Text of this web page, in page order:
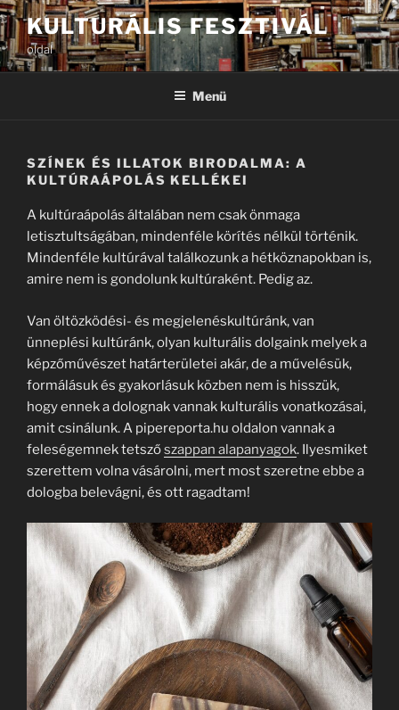
Tartalomhoz
KULTURÁLIS FESZTIVÁL
oldal
Menü
SZÍNEK ÉS ILLATOK BIRODALMA: A
KULTÚRAÁPOLÁS KELLÉKEI
A kultúraápolás általában nem csak önmaga
letisztultságában, mindenféle körítés nélkül történik.
Mindenféle kultúrával találkozunk a hétköznapokban is,
amire nem is gondolunk kultúraként. Pedig az.
Van öltözködési- és megjelenéskultúránk, van
ünneplési kultúránk, olyan kulturális dolgaink melyek a
képzőművészet határterületei akár, de a művelésük,
formálásuk és gyakorlásuk közben nem is hisszük,
hogy ennek a dolognak vannak kulturális vonatkozásai,
amit csinálunk. A pipereporta.hu oldalon vannak a
feleségemnek tetszőszappan alapanyagok. Ilyesmiket
szerettem volna vásárolni, mert most szeretne ebbe a
dologba belevágni, és ott ragadtam!